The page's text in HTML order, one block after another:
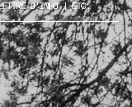
D'INFO | ETC.